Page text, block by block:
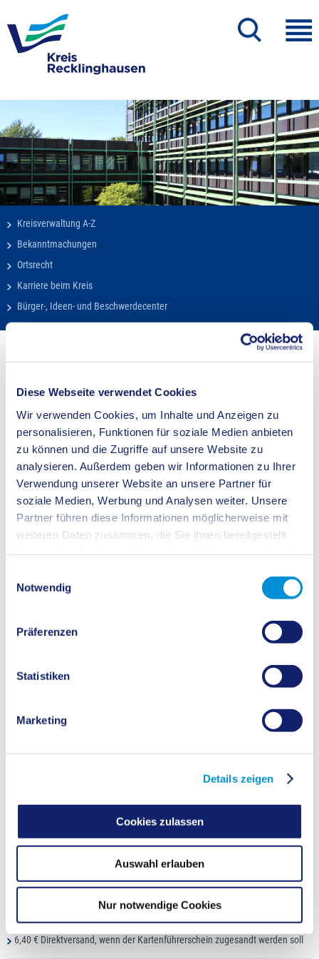
Diese Webseite verwendet Cookies
Wir verwenden Cookies, um Inhalte und Anzeigen zu
personalisieren, Funktionen für soziale Medien anbieten
zu können und die Zugriffe auf unsere Website zu
analysieren. Außerdem geben wir Informationen zu Ihrer
Verwendung unserer Website an unsere Partner für
soziale Medien, Werbung und Analysen weiter. Unsere
Partner führen diese Informationen möglicherweise mit
weiteren Daten zusammen, die Sie ihnen bereitgestellt
Notwendig
Präferenzen
Statistiken
Marketing
Details zeigen
Cookies zulassen
Auswahl erlauben
Nur notwendige Cookies
Kreisverwaltung A-Z
Bekanntmachungen
Ortsrecht
Karriere beim Kreis
Bürger-, Ideen- und Beschwerdecenter
Sie möchten sich eine bestimmte Schlüsselzahl in den Führerschein
eintragen lassen.
Schlüsselzahl 96
Erforderliche Unterlagen:
gültiges Ausdokument
Führerschein
Passbild
Bescheinigung über erfolgreiche Teilnahme an der Fahrerschulung nach
Anlage 7a FeV
Schlüsselzahl 196
gültiges Ausweisdokument
Bescheinigung über erfolgreiche Teilnahme an der Fahrerschulung nach
Erforderliche Unterlagen:
gültiges Ausweisdokument
Die Verwaltungsgebühren betragen:
28,60 € für Eintragung der Schlüsselzahl
11,20 € zusätzlich für die Ausstellung eines vorläufigen Führerscheins,
falls gewünscht
6,40 € Direktversand, wenn der Kartenführerschein zugesandt werden soll